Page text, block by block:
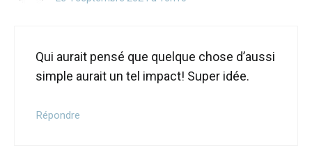
Qui aurait pensé que quelque chose d’aussi
simple aurait un tel impact! Super idée.
Répondre